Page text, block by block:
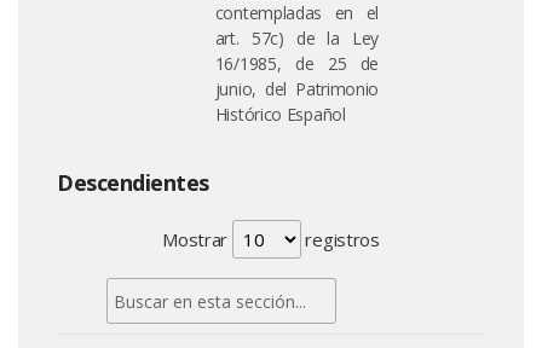
contempladas en el
art. 57c) de la Ley
16/1985, de 25 de
junio, del Patrimonio
Histórico Español
Descendientes
Mostrar registros